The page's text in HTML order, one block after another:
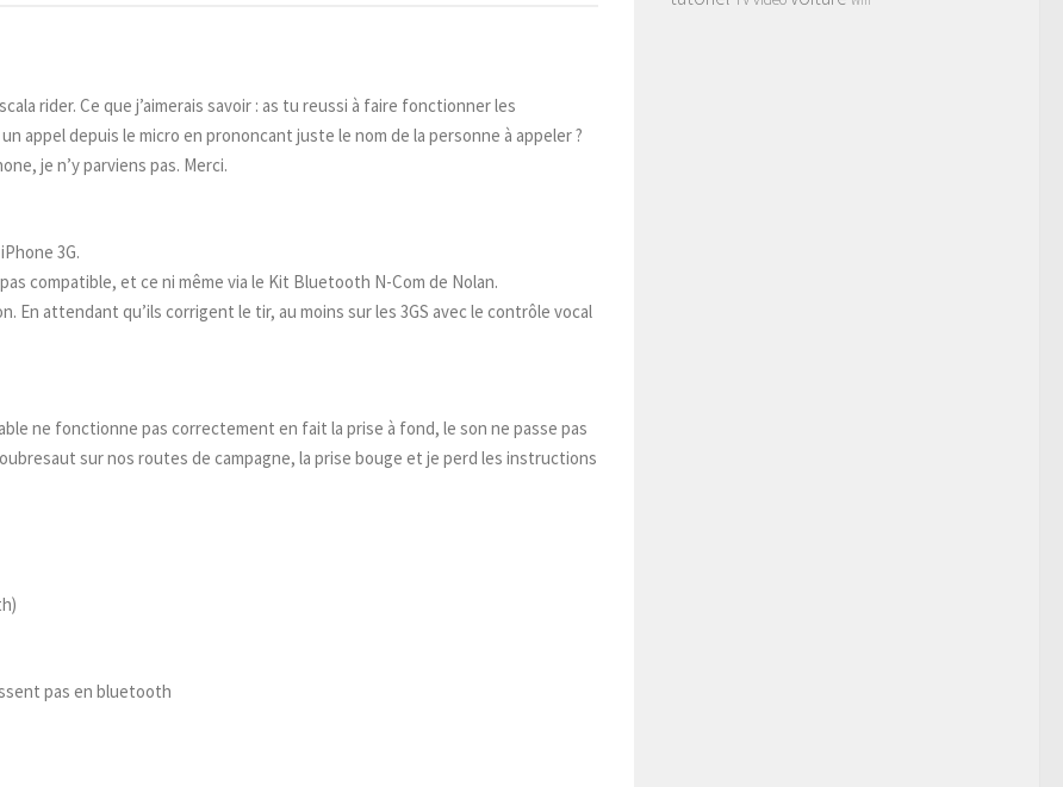
rider. Ce que j’aimerais savoir : as tu reussi à faire fonctionner les
appel depuis le micro en prononcant juste le nom de la personne à appeler ?
je n’y parviens pas. Merci.
3G.
compatible, et ce ni même via le Kit Bluetooth N-Com de Nolan.
En attendant qu’ils corrigent le tir, au moins sur les 3GS avec le contrôle vocal
ne fonctionne pas correctement en fait la prise à fond, le son ne passe pas
sur nos routes de campagne, la prise bouge et je perd les instructions
pas en bluetooth